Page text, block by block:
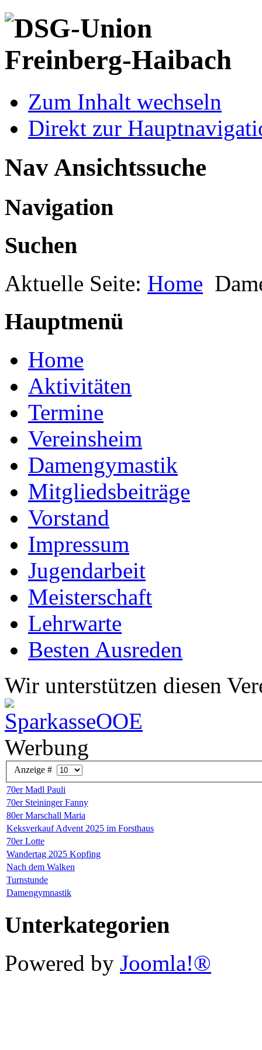
Zum Inhalt wechseln
Direkt zur
Nav Ansichtssuche
Navigation
Suchen
Aktuelle Seite: Home
Hauptmenü
Home
Aktivitäten
Termine
Vereinsheim
Damengymastik
Mitgliedsbeiträge
Vorstand
Impressum
Jugendarbeit
Meisterschaft
Lehrwarte
Besten Ausreden
Wir unterstützen diesen
Werbung
Anzeige #
70er Madl Pauli
70er Steininger Fanny
80er Marschall Maria
Keksverkauf Advent 2025 im Forsthaus
70er Lotte
Wandertag 2025 Kopfing
Nach dem Walken
Turnstunde
Damengymnastik
Unterkategorien
Powered by Joomla!®